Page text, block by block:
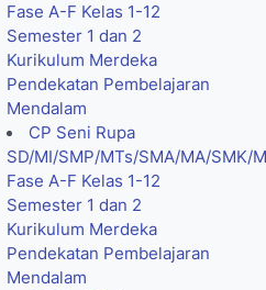
Fase A-F Kelas 1-12
Semester 1 dan 2
Kurikulum Merdeka
Pendekatan Pembelajaran
Mendalam
CP Seni Rupa
SD/MI/SMP/MTs/SMA/MA/SMK/
Fase A-F Kelas 1-12
Semester 1 dan 2
Kurikulum Merdeka
Pendekatan Pembelajaran
Mendalam